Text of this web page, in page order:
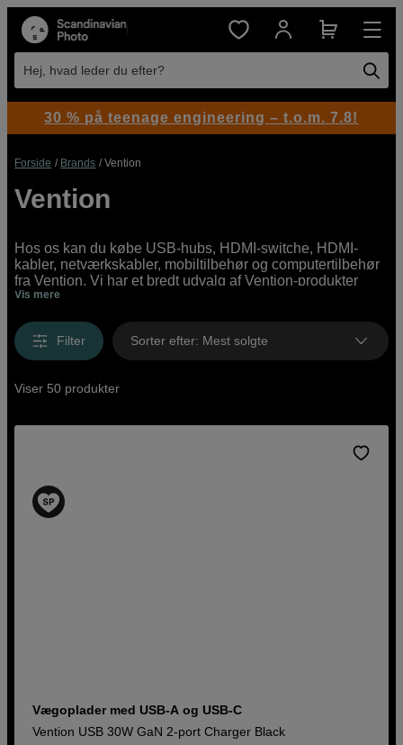
Hej, hvad leder du efter?
Forside Brands Vention
Vention
Hos os kan du købe USB-hubs, HDMI-switche, HDMI-
kabler, netværkskabler, mobiltilbehør og computertilbehør
fra Vention. Vi har et bredt udvalg af Vention-produkter
online og i vores butikker, fra prisbillige begyndermodeller
Vis mere
Filter Sorter efter: Mest solgte
Viser 50 produkter
Vægoplader med USB-A og USB-C
Vention USB 30W GaN 2-port Charger Black
30 % på teenage engineering – t.o.m. 7.8!